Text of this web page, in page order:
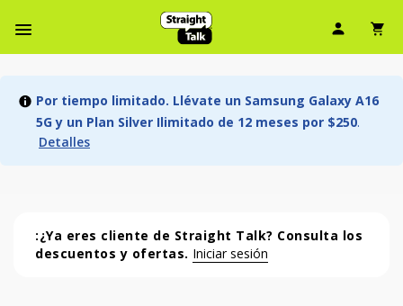
Menú de barra de navegación
Ícono
Por tiempo limitado. Llévate un Samsung Galaxy A16
5G y un Plan Silver Ilimitado de 12 meses por $250.
Detalles
:¿Ya eres cliente de Straight Talk? Consulta los
descuentos y ofertas. Iniciar sesión